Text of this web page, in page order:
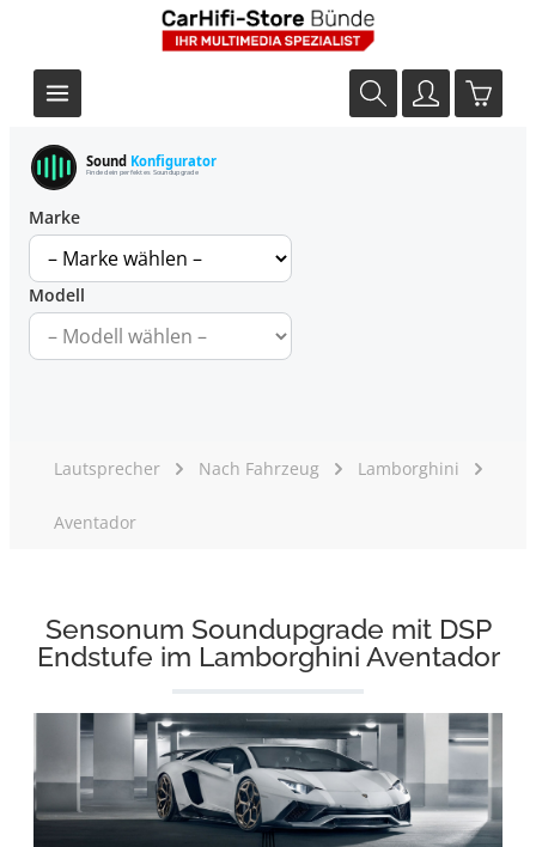
Sound Konfigurator
Finde dein perfektes Soundupgrade
Marke
Modell
Lautsprecher Nach Fahrzeug Lamborghini
Aventador
Sensonum Soundupgrade mit DSP
Endstufe im Lamborghini Aventador